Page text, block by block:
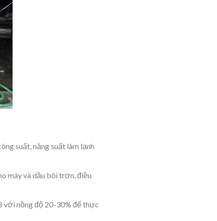
suất, năng suất làm lạnh
máy và dầu bôi trơn, điều
với nồng độ 20-30% để thực